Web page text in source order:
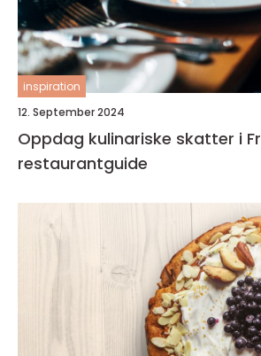
inspiration
12. September 2024
Oppdag kulinariske skatter i
restaurantguide